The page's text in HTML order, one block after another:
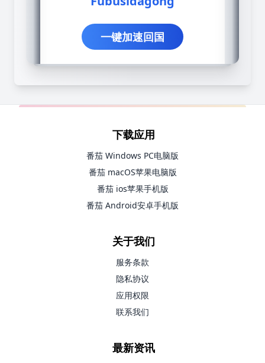
一键加速回国
下载应用
番茄 Windows PC电脑版
番茄 macOS苹果电脑版
番茄 ios苹果手机版
番茄 Android安卓手机版
关于我们
服务条款
隐私协议
应用权限
联系我们
最新资讯